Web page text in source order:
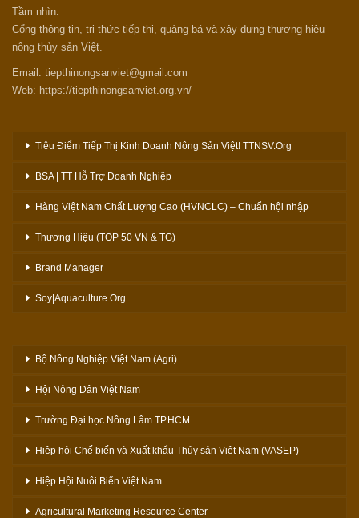
Tầm nhìn:
Cổng thông tin, tri thức tiếp thị, quảng bá và xây dựng thương hiệu
nông thủy sản Việt.
Email: tiepthinongsanviet@gmail.com
Web: https://tiepthinongsanviet.org.vn/
Tiêu Điểm Tiếp Thị Kinh Doanh Nông Sản Việt! TTNSV.Org
BSA | TT Hỗ Trợ Doanh Nghiệp
Hàng Việt Nam Chất Lượng Cao (HVNCLC) – Chuẩn hội nhập
Thương Hiệu (TOP 50 VN & TG)
Brand Manager
Soy|Aquaculture Org
Bộ Nông Nghiệp Việt Nam (Agri)
Hội Nông Dân Việt Nam
Trường Đại học Nông Lâm TP.HCM
Hiệp hội Chế biến và Xuất khẩu Thủy sản Việt Nam (VASEP)
Hiệp Hội Nuôi Biển Việt Nam
Agricultural Marketing Resource Center